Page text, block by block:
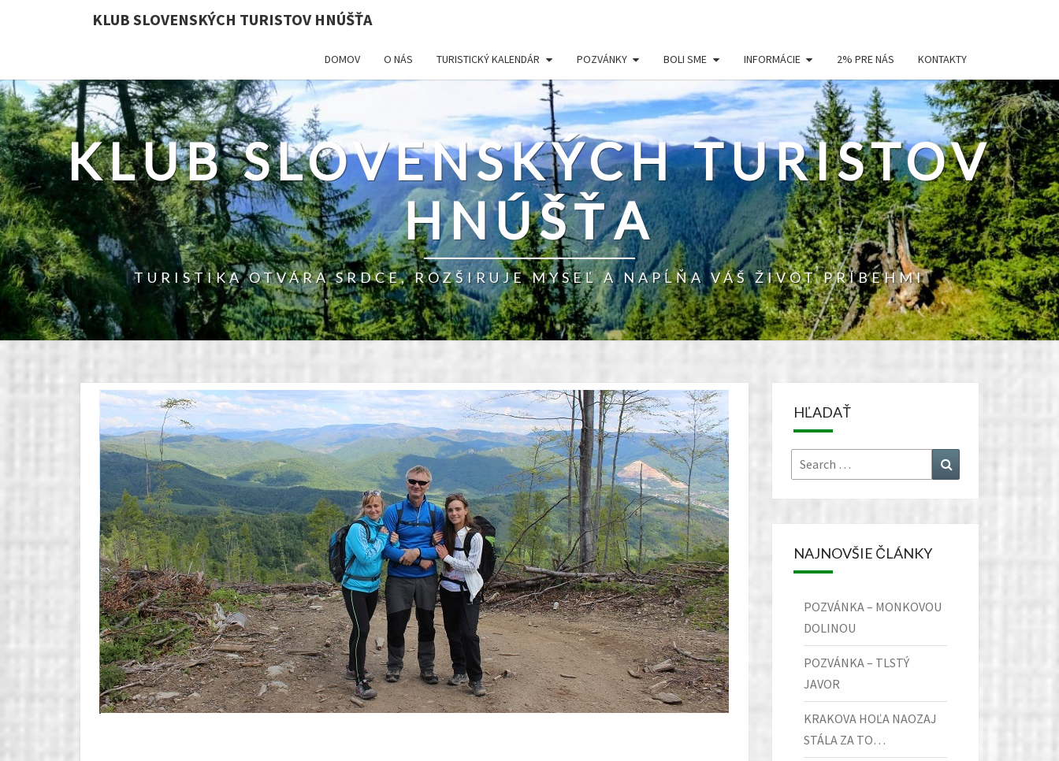
KLUB SLOVENSKÝCH TURISTOV HNÚŠŤA
DOMOV O NÁS TURISTICKÝ KALENDÁR POZVÁNKY BOLI SME INFORMÁCIE 2% PRE NÁS KONTAKTY
KLUB SLOVENSKÝCH TURISTOV
HNÚŠŤA
TURISTIKA OTVÁRA SRDCE, ROZŠIRUJE MYSEĽ A NAPĹŇA VÁŠ ŽIVOT PRÍBEHMI
HĽADAŤ
Search
for:
NAJNOVŠIE ČLÁNKY
POZVÁNKA – MONKOVOU
DOLINOU
POZVÁNKA – TLSTÝ
JAVOR
KRAKOVA HOĽA NAOZAJ
STÁLA ZA TO…